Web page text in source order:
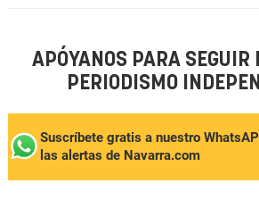
APÓYANOS PARA SEGUIR
PERIODISMO
Suscríbete gratis a nuestro
las alertas de Navarra.com